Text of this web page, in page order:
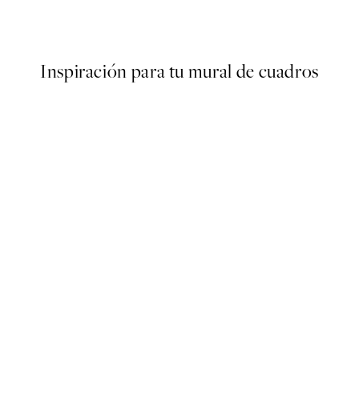
Inspiración para tu mural de cuadros